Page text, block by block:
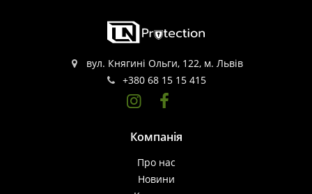
вул. Княгині Ольги, 122, м. Львів
+380 68 15 15 415
Компанія
Про нас
Новини